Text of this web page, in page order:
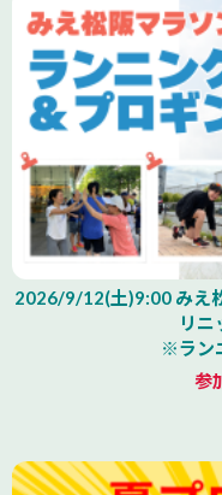
2026/9/12(土)9:00 みえ
リニ
※ラン
参